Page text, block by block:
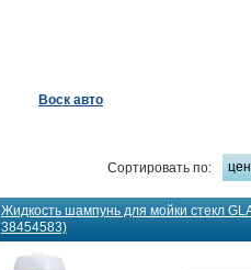
Воск авто
Сортировать по:
Жидкость шампунь для мойки стекл
38454583)